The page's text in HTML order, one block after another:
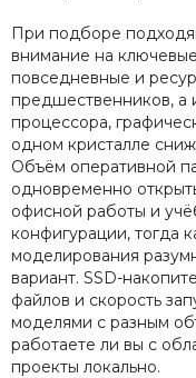
При подборе
внимание на
повседневные и
предшественников, а
процессора,
одном кристалле
Объём оперативной
одновременно
офисной работы и
конфигурации, тогда
моделирования
вариант. SSD-
файлов и скорость
моделями с разным
работаете ли вы с
проекты локально.